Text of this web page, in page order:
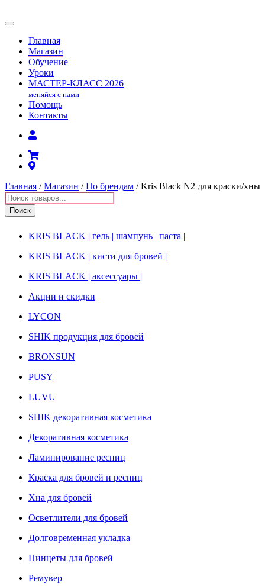
Главная
Магазин
Обучение
Уроки
МАСТЕР-КЛАСС 2026
меняйся с нами
Помощь
Контакты
Главная /Магазин /По брендам / Kris Black N2 для краски/хны
Поиск
товаров
Поиск
KRIS BLACK | гель | шампунь | паста |
KRIS BLACK | кисти для бровей |
KRIS BLACK | аксессуары |
Акции и скидки
LYCON
SHIK продукция для бровей
BRONSUN
PUSY
LUVU
SHIK декоративная косметика
Декоративная косметика
Ламинирование ресниц
Краска для бровей и ресниц
Хна для бровей
Осветлители для бровей
Долговременная укладка
Пинцеты для бровей
Ремувер